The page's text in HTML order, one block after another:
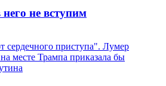
не вступим